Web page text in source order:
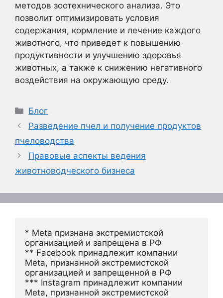
методов зоотехнического анализа. Это
позволит оптимизировать условия
содержания, кормление и лечение каждого
животного, что приведет к повышению
продуктивности и улучшению здоровья
животных, а также к снижению негативного
воздействия на окружающую среду.
Рубрики
Блог
Разведение пчел и получение продуктов
пчеловодства
Правовые аспекты ведения
животноводческого бизнеса
* Meta признана экстремистской
организацией и запрещена в РФ
** Facebook принадлежит компании
Meta, признанной экстремистской
организацией и запрещенной в РФ
*** Instagram принадлежит компании
Meta, признанной экстремистской